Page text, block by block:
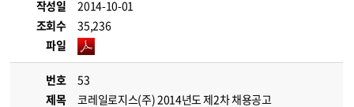
작성일
2014-10-01
조회수
35,236
파일
번호
53
제목
코레일로지스(주) 2014년도 제2차 채용공고